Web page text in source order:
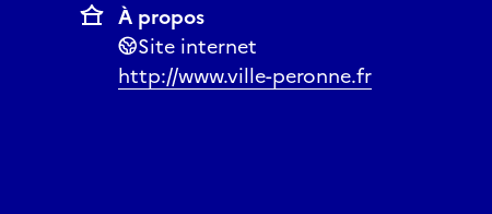
À propos
Site internet
http://www.ville-peronne.fr